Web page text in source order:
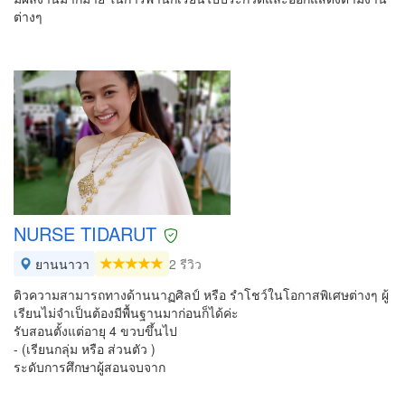
ต่างๆ
NURSE TIDARUT
ยานนาวา
2 รีวิว
ติวความสามารถทางด้านนาฏศิลป์ หรือ รำโชว์ในโอกาสพิเศษต่างๆ ผู้
เรียนไม่จำเป็นต้องมีพื้นฐานมาก่อนก็ได้ค่ะ
รับสอนตั้งแต่อายุ 4 ขวบขึ้นไป
- (เรียนกลุ่ม หรือ ส่วนตัว )
ระดับการศึกษาผู้สอนจบจาก